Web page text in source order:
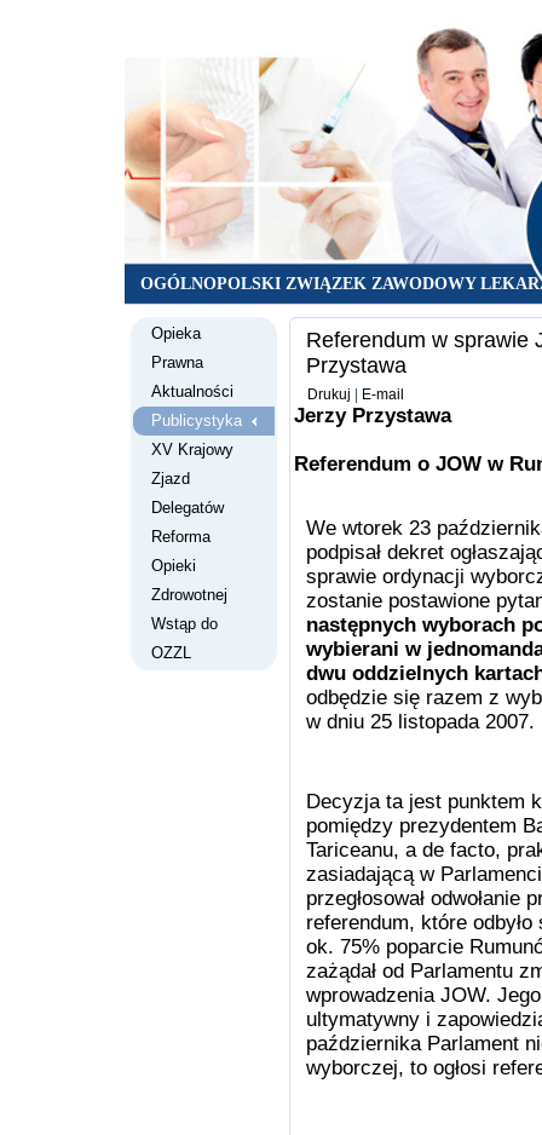
OGÓLNOPOLSKI ZWIĄZEK ZAWODOWY
Opieka
Prawna
Aktualności
Publicystyka
XV Krajowy
Zjazd
Delegatów
Reforma
Opieki
Zdrowotnej
Wstąp do
OZZL
Referendum w sprawie
Przystawa
Drukuj E-mail
Jerzy Przystawa
Referendum o JOW w
We wtorek 23
podpisał dekret
sprawie ordynacji
zostanie postawione
następnych wyborach
wybierani w
dwu oddzielnych
odbędzie się razem z
w dniu 25 listopada 2007.
Decyzja ta jest punktem
pomiędzy prezydentem
Tariceanu, a de facto,
zasiadającą w
przegłosował
referendum, które
ok. 75% poparcie
zażądał od Parlamentu
wprowadzenia JOW.
ultymatywny i
października Parlament
wyborczej, to ogłosi